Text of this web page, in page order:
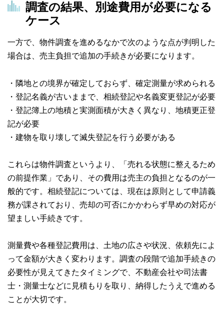
調査の結果、別途費用が必要になる
ケース
一方で、物件調査を進めるなかで次のような点が判明した
場合は、売主負担で追加の手続きが必要になります。
・隣地との境界が確定しておらず、確定測量が求められる
・登記名義が古いままで、相続登記や名義変更登記が必要
・登記簿上の地積と実測面積が大きく異なり、地積更正登
記が必要
・建物を取り壊して滅失登記を行う必要がある
これらは物件調査というより、「売れる状態に整えるため
の前提作業」であり、その費用は売主の負担となるのが一
般的です。相続登記については、現在は原則として申請義
務が課されており、売却の可否にかかわらず早めの対応が
望ましい手続きです。
測量費や各種登記費用は、土地の広さや状況、依頼先によ
って金額が大きく変わります。調査の段階で追加手続きの
必要性が見えてきたタイミングで、不動産会社や司法書
士・測量士などに見積もりを取り、納得したうえで進める
ことが大切です。